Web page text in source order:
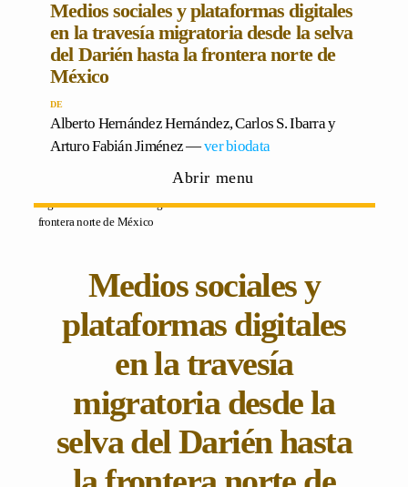
Medios sociales y plataformas digitales
en la travesía migratoria desde la selva
del Darién hasta la frontera norte de
México
Alberto Hernández Hernández,Carlos S. Ibarray
Arturo Fabián Jiménez―ver biodata
Abrir menu
Vol 8 Núm 15 (2025)»Dosier» Medios sociales y plataformas
digitales en la travesía migratoria desde la selva del Darién hasta la
frontera norte de México
Medios sociales y
plataformas digitales
en la travesía
migratoria desde la
selva del Darién hasta